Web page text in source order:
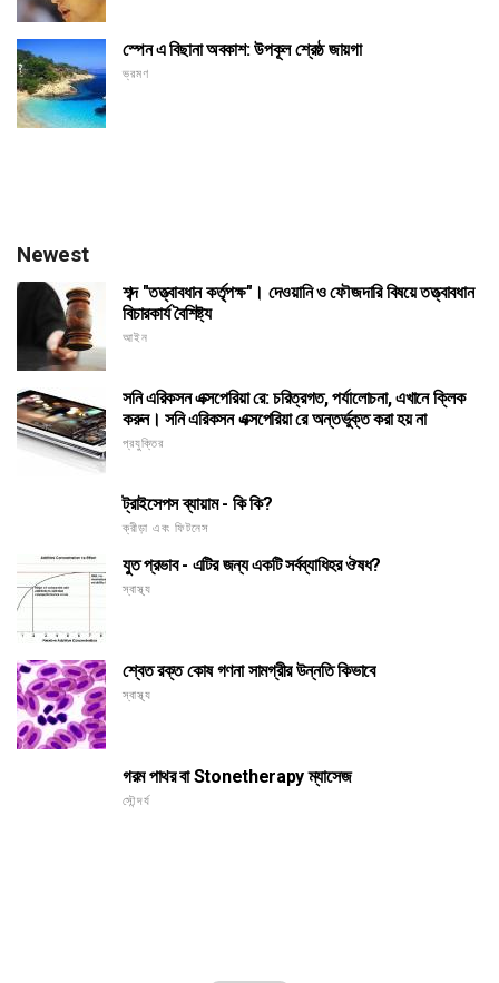
স্পেন এ বিছানা অবকাশ: উপকূল শ্রেষ্ঠ জায়গা
ভ্রমণ
Newest
শব্দ "তত্ত্বাবধান কর্তৃপক্ষ"। দেওয়ানি ও ফৌজদারি বিষয়ে তত্ত্বাবধান
বিচারকার্য বৈশিষ্ট্য
আইন
সনি এরিকসন এক্সপেরিয়া রে: চরিত্রগত, পর্যালোচনা, এখানে ক্লিক
করুন। সনি এরিকসন এক্সপেরিয়া রে অন্তর্ভুক্ত করা হয় না
প্রযুক্তির
ট্রাইসেপস ব্যায়াম - কি কি?
ক্রীড়া এবং ফিটনেস
যুত প্রভাব - এটির জন্য একটি সর্বব্যাধিহর ঔষধ?
স্বাস্থ্য
শ্বেত রক্ত কোষ গণনা সামগ্রীর উন্নতি কিভাবে
স্বাস্থ্য
গরম পাথর বা Stonetherapy ম্যাসেজ
সৌন্দর্য